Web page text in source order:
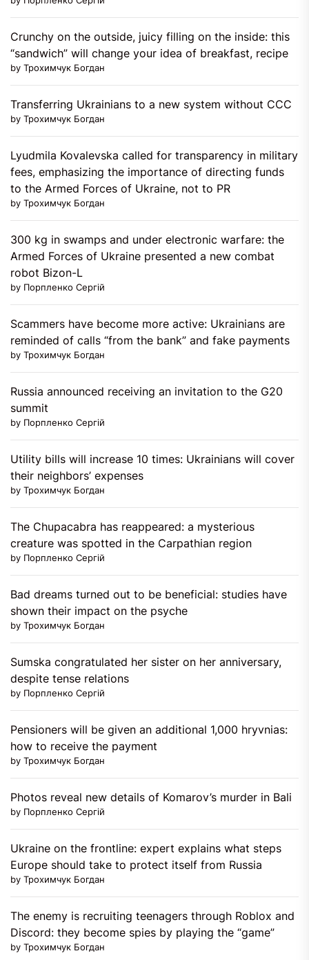
Crunchy on the outside, juicy filling on the inside: this
“sandwich” will change your idea of ​​breakfast, recipe
by Трохимчук Богдан
Transferring Ukrainians to a new system without CCC
by Трохимчук Богдан
Lyudmila Kovalevska called for transparency in military
fees, emphasizing the importance of directing funds
to the Armed Forces of Ukraine, not to PR
by Трохимчук Богдан
300 kg in swamps and under electronic warfare: the
Armed Forces of Ukraine presented a new combat
robot Bizon-L
by Порпленко Сергій
Scammers have become more active: Ukrainians are
reminded of calls “from the bank” and fake payments
by Трохимчук Богдан
Russia announced receiving an invitation to the G20
summit
by Порпленко Сергій
Utility bills will increase 10 times: Ukrainians will cover
their neighbors’ expenses
by Трохимчук Богдан
The Chupacabra has reappeared: a mysterious
creature was spotted in the Carpathian region
by Порпленко Сергій
Bad dreams turned out to be beneficial: studies have
shown their impact on the psyche
by Трохимчук Богдан
Sumska congratulated her sister on her anniversary,
despite tense relations
by Порпленко Сергій
Pensioners will be given an additional 1,000 hryvnias:
how to receive the payment
by Трохимчук Богдан
Photos reveal new details of Komarov’s murder in Bali
by Порпленко Сергій
Ukraine on the frontline: expert explains what steps
Europe should take to protect itself from Russia
by Трохимчук Богдан
The enemy is recruiting teenagers through Roblox and
Discord: they become spies by playing the “game”
by Трохимчук Богдан